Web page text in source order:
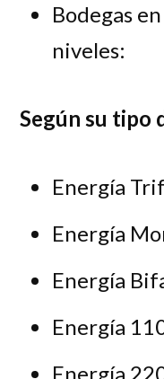
Bodegas
niveles:
Según su tipo
Energía
Energía
Energía
Energía
Energía